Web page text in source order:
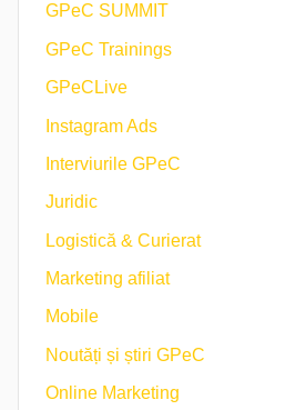
GPeC SUMMIT
GPeC Trainings
GPeCLive
Instagram Ads
Interviurile GPeC
Juridic
Logistică & Curierat
Marketing afiliat
Mobile
Noutăți și știri GPeC
Online Marketing